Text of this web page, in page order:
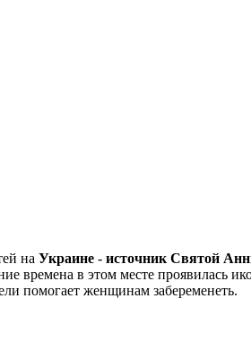
на Украине - источник Святой
в этом месте проявилась
помогает женщинам забеременеть.